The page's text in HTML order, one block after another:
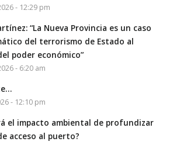
- 12:29 pm
“La Nueva Provincia es un caso
del terrorismo de Estado al
poder económico”
- 6:20 am
- 12:10 pm
el impacto ambiental de profundizar
acceso al puerto?